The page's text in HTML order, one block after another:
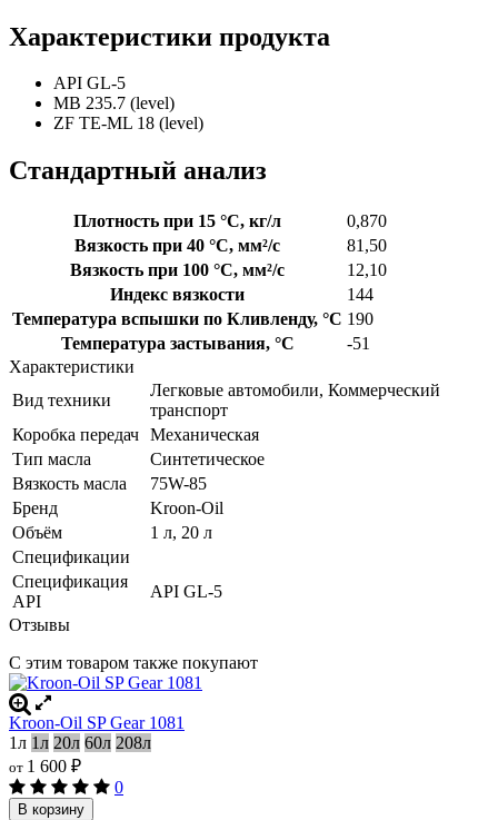
Характеристики продукта
API GL-5
MB 235.7 (level)
ZF TE-ML 18 (level)
Стандартный анализ
Плотность при 15 °C, кг/л
0,870
Вязкость при 40 °C, мм²/с
81,50
Вязкость при 100 °C, мм²/с
12,10
Индекс вязкости
144
Температура вспышки по Кливленду, °C 190
Температура застывания, °C
-51
Характеристики
Вид техники
Легковые автомобили, Коммерческий
транспорт
Коробка передач Механическая
Тип масла
Синтетическое
Вязкость масла
75W-85
Бренд
Kroon-Oil
Объём
1 л, 20 л
Спецификации
Спецификация
API
API GL-5
Отзывы
С этим товаром также покупают
Kroon-Oil SP Gear 1081
1л 1л 20л 60л 208л
от 1 600 ₽
0
В корзину